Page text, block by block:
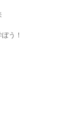
う！